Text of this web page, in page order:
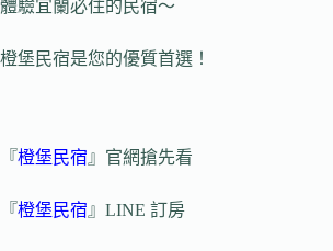
體驗宜蘭必住的民宿～
橙堡民宿是您的優質首選！
『橙堡民宿 』官網搶先看
『橙堡民宿 』LINE 訂房